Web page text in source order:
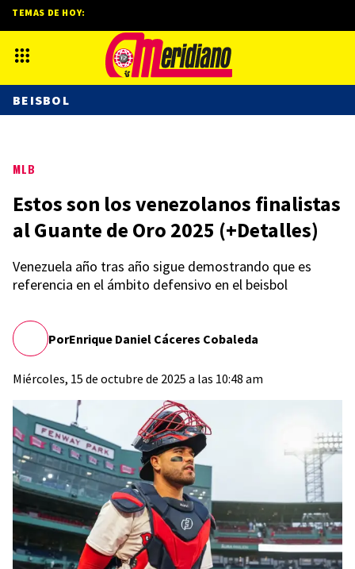
MLB
Estos son los venezolanos finalistas
al Guante de Oro 2025 (+Detalles)
Venezuela año tras año sigue demostrando que es
referencia en el ámbito defensivo en el beisbol
PorEnrique Daniel Cáceres Cobaleda
Miércoles, 15 de octubre de 2025 a las 10:48 am
TEMAS DE HOY:
BEISBOL